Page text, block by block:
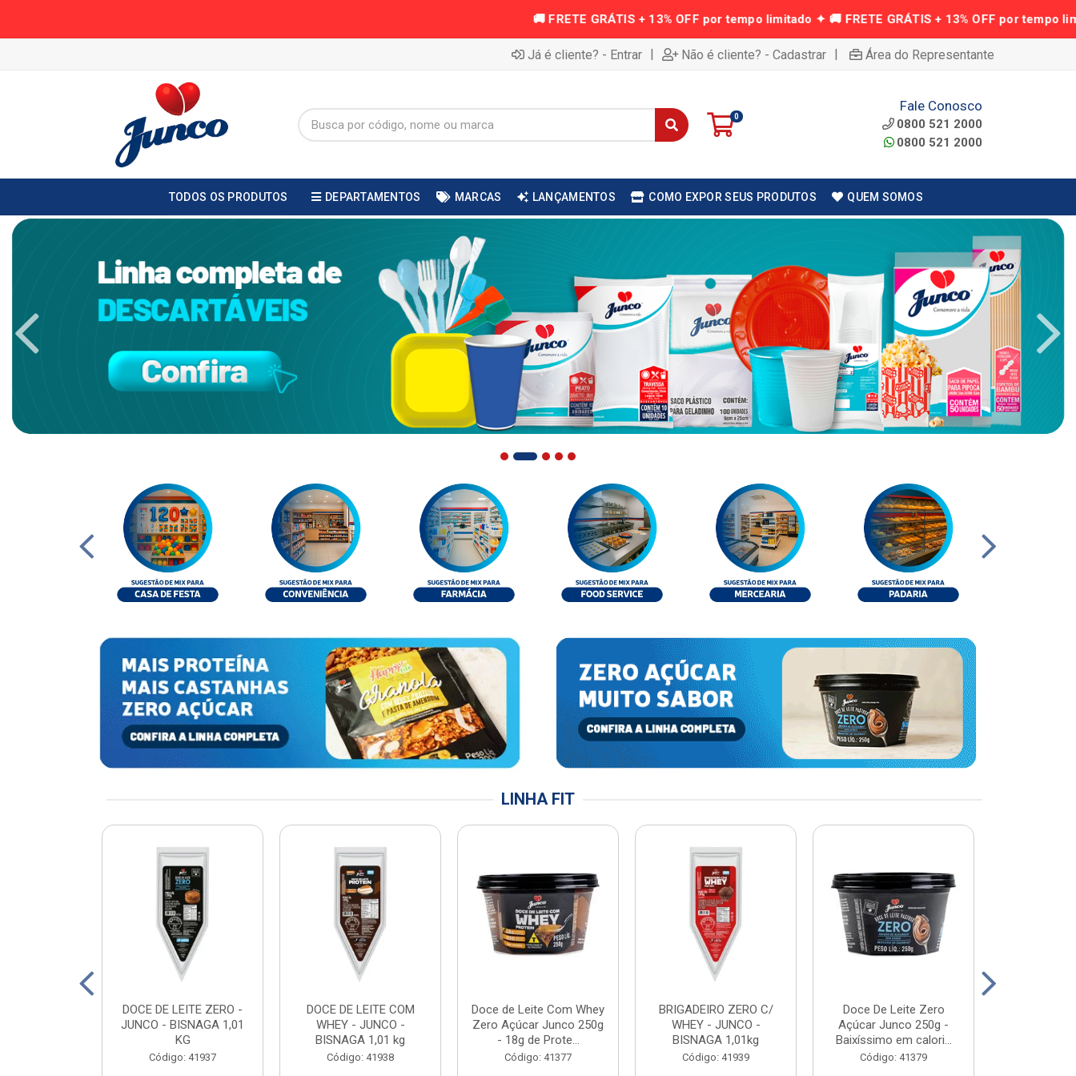
Já é cliente? - Entrar | Não é cliente? - Cadastrar | Área do Representante
0
Fale Conosco
0800 521 2000
0800 521 2000
TODOS OS PRODUTOS DEPARTAMENTOS MARCAS LANÇAMENTOS COMO EXPOR SEUS PRODUTOS QUEM SOMOS
LINHA FIT
DOCE DE LEITE ZERO -
JUNCO - BISNAGA 1,01
KG
Código: 41937
DOCE DE LEITE COM
WHEY - JUNCO -
BISNAGA 1,01 kg
Código: 41938
Doce de Leite Com Whey
Zero Açúcar Junco 250g
- 18g de Prote...
Código: 41377
BRIGADEIRO ZERO C/
WHEY - JUNCO -
BISNAGA 1,01kg
Código: 41939
Doce De Leite Zero
Açúcar Junco 250g -
Baixíssimo em calori...
Código: 41379